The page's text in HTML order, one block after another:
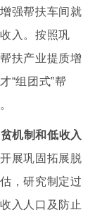
强帮扶车间就
入。按照巩
扶产业提质增
“组团式”帮
机制和低收入
开展巩固拓展脱
，研究制定过
入人口及防止